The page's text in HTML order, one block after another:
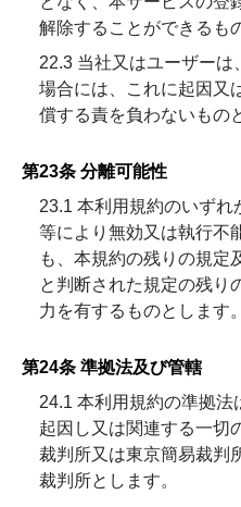
解除することができるも
22.3 当社又はユーザーは
場合には、これに起因又
償する責を負わないもの
第23条 分離可能性
23.1 本利用規約のいず
等により無効又は執行不
も、本規約の残りの規定
と判断された規定の残り
力を有するものとします。
第24条 準拠法及び管轄
24.1 本利用規約の準拠法
起因し又は関連する一切
裁判所又は東京簡易裁判
裁判所とします。